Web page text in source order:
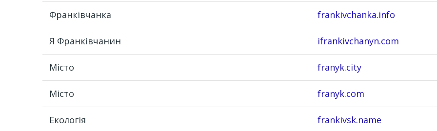
Франківчанка frankivchanka.info
Я Франківчанин ifrankivchanyn.com
Місто franyk.city
Місто franyk.com
Екологія frankivsk.name